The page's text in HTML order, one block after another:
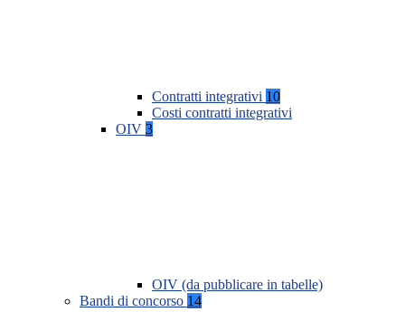
Contratti integrativi 10
Costi contratti integrativi
OIV 3
OIV (da pubblicare in tabelle)
Bandi di concorso 14